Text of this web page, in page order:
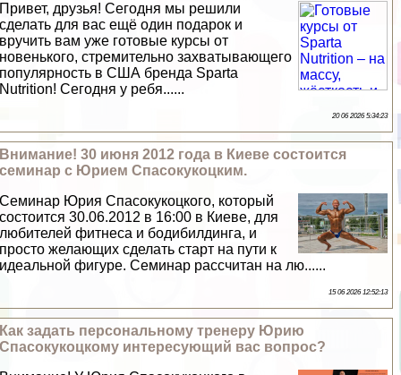
Привет, друзья! Сегодня мы решили
сделать для вас ещё один подарок и
вручить вам уже готовые курсы от
новенького, стремительно захватывающего
популярность в США бренда Sparta
Nutrition! Сегодня у ребя......
20 06 2026 5:34:23
Внимание! 30 июня 2012 года в Киеве состоится
семинар с Юрием Спасокукоцким.
Семинар Юрия Спасокукоцкого, который
состоится 30.06.2012 в 16:00 в Киеве, для
любителей фитнеса и бодибилдинга, и
просто желающих сделать старт на пути к
идеальной фигуре. Семинар рассчитан на лю......
15 06 2026 12:52:13
Как задать персональному тренеру Юрию
Спасокукоцкому интересующий вас вопрос?